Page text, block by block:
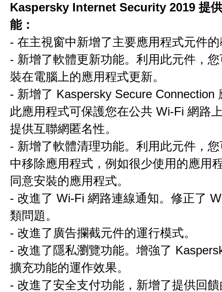
Kaspersky Internet Security 2019 提
能：
- 在主視窗中新增了主要應用程式元件
- 新增了軟體更新功能。利用此元件，
裝在電腦上的應用程式更新。
- 新增了 Kaspersky Secure Connection
此應用程式可保護您在公共 Wi-Fi 網路
提供互聯網匿名性。
- 新增了軟體清理功能。利用此元件，
中移除應用程式，例如很少使用的應用
同意安裝的應用程式。
- 改進了 Wi-Fi 網路連線通知。修正了
類問題。
- 改進了廣告攔截元件的運行模式。
- 改進了隱私瀏覽功能。增強了
擴充功能的運作效果。
- 改進了安全支付功能，新增了提供回